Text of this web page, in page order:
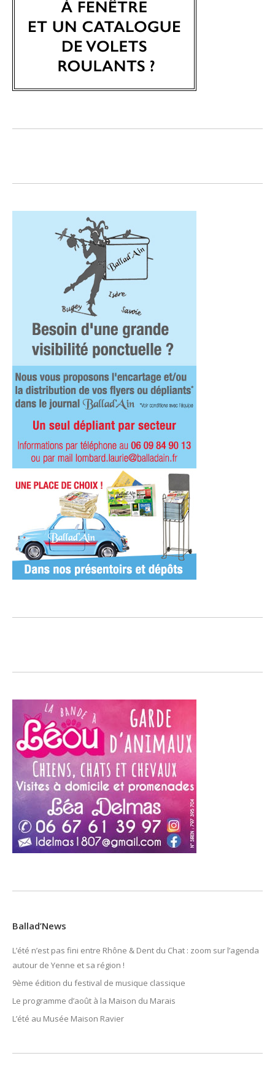
Ballad’News
L’été n’est pas fini entre Rhône & Dent du Chat : zoom sur l’agenda
autour de Yenne et sa région !
9ème édition du festival de musique classique
Le programme d’août à la Maison du Marais
L’été au Musée Maison Ravier